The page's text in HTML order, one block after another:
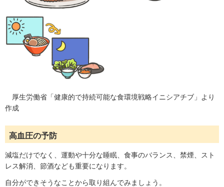
厚生労働省「健康的で持続可能な食環境戦略イニシアチブ」より
作成
高血圧の予防
減塩だけでなく、運動や十分な睡眠、食事のバランス、禁煙、スト
レス解消、節酒なども重要になります。
自分ができそうなことから取り組んでみましょう。